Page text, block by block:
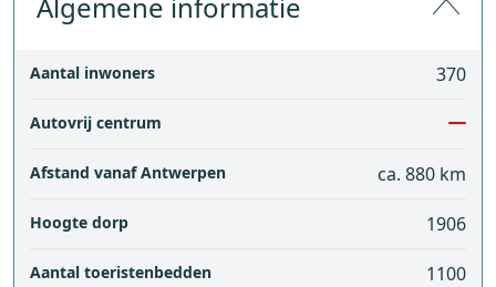
Aantal inwoners 370
Autovrij centrum
Afstand vanaf Antwerpen ca. 880 km
Hoogte dorp 1906
Aantal toeristenbedden 1100